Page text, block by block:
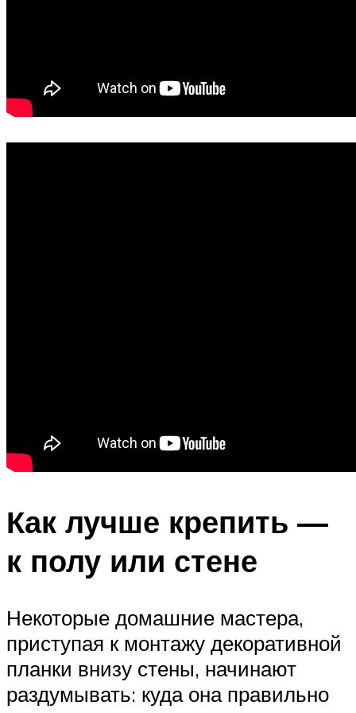
Как лучше крепить —
к полу или стене
Некоторые домашние мастера,
приступая к монтажу декоративной
планки внизу стены, начинают
раздумывать: куда она правильно